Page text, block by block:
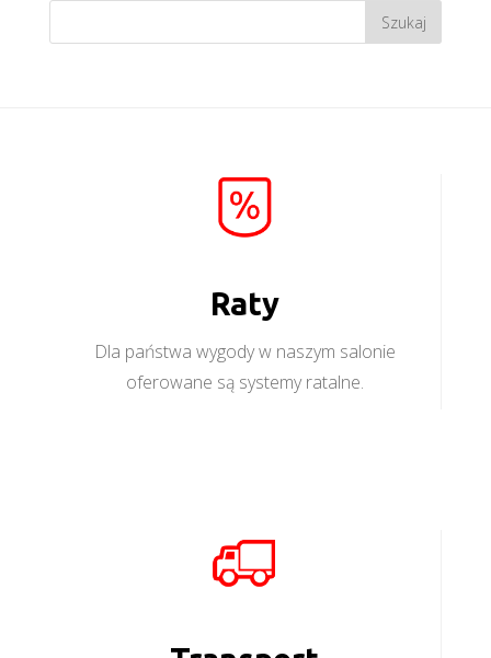
Raty
Dla państwa wygody w naszym salonie
oferowane są systemy ratalne.